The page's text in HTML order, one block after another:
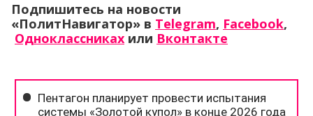
Подпишитесь на новости
«ПолитНавигатор» в Telegram, Facebook,
Одноклассниках или Вконтакте